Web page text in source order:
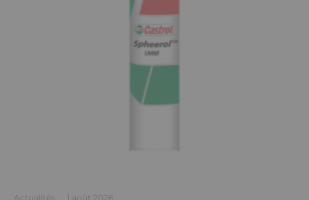
Actualités · 1 août 2026